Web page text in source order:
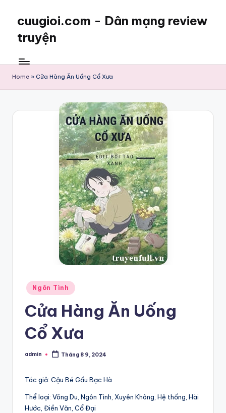
cuugioi.com - Dân mạng review
truyện
Home » Cửa Hàng Ăn Uống Cổ Xưa
Posted
in
Ngôn Tình
Cửa Hàng Ăn Uống
Cổ Xưa
Posted
admin Tháng 8 9, 2024
Tác giả: Cậu Bé Gấu Bạc Hà
Thể loại: Võng Du, Ngôn Tình, Xuyên Không, Hệ thống, Hài
Hước, Điền Văn, Cổ Đại